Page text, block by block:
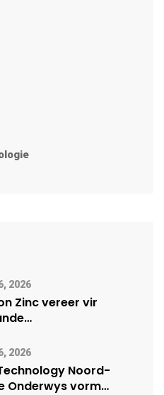
2026
Zinc vereer vir
Mynbou Ekspo
2026
Noord-
Onderwys vorm